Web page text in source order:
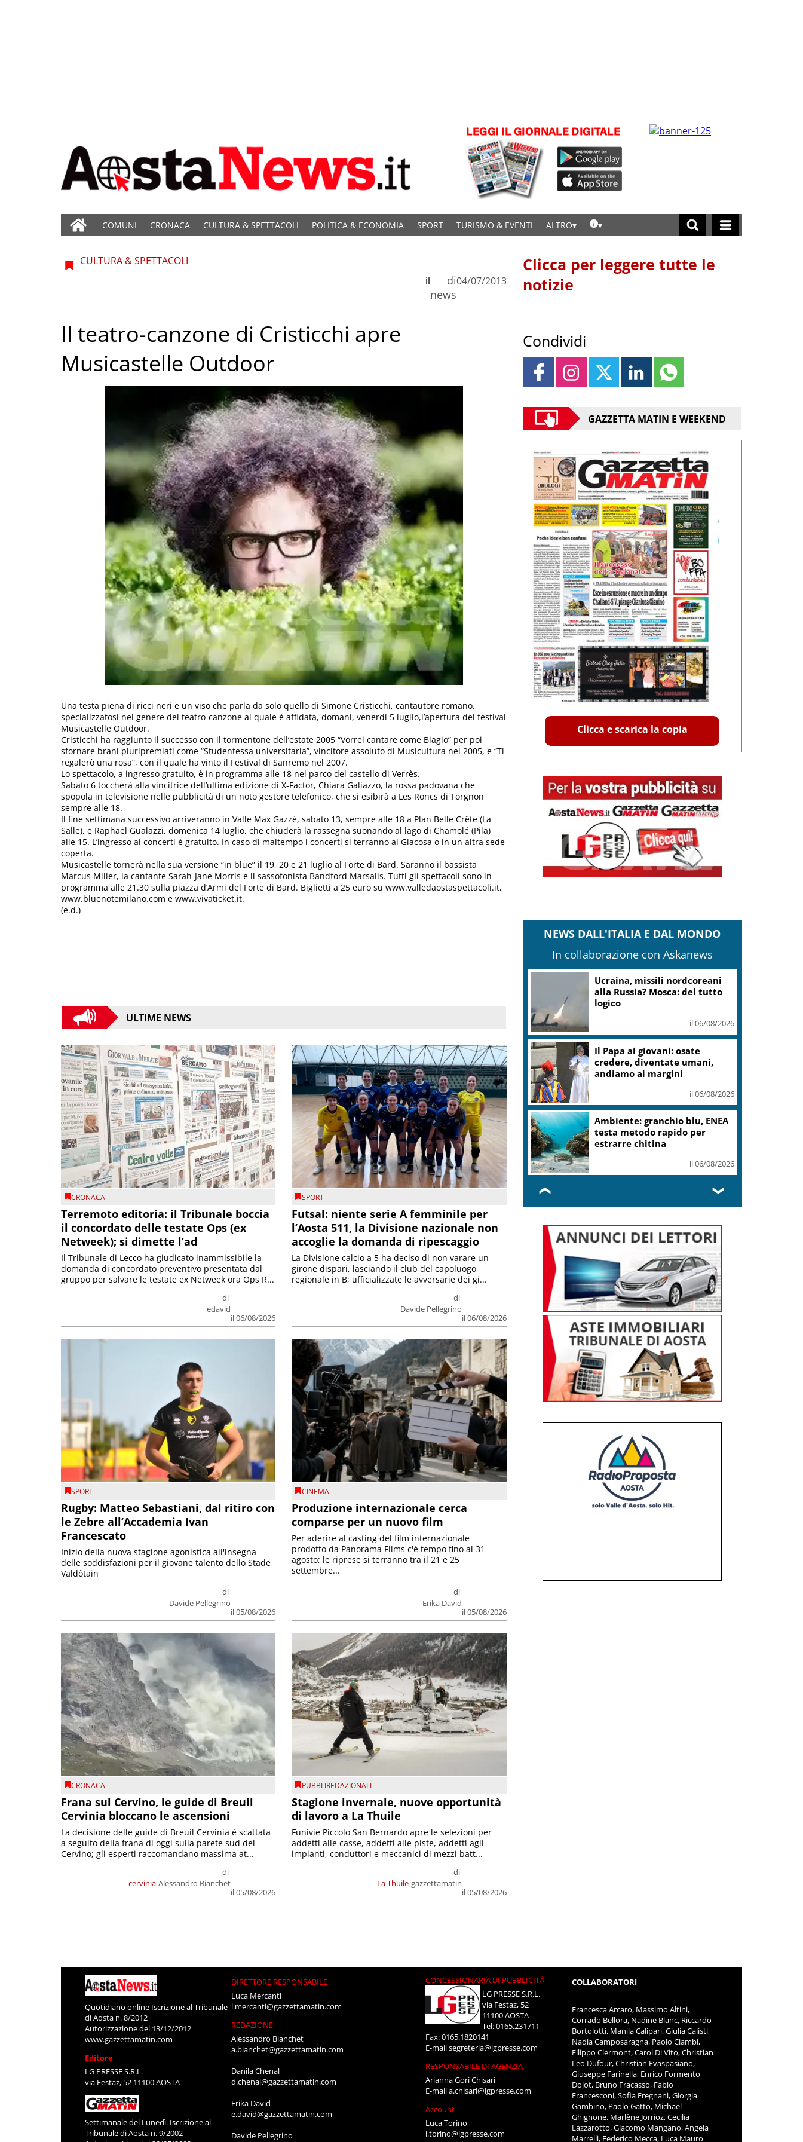
COMUNI CRONACA CULTURA & SPETTACOLI POLITICA & ECONOMIA SPORT TURISMO & EVENTI ALTRO
CULTURA & SPETTACOLI
di
news
il 04/07/2013
Il teatro-canzone di Cristicchi apre
Musicastelle Outdoor
Una testa piena di ricci neri e un viso che parla da solo quello di Simone Cristicchi, cantautore romano,
specializzatosi nel genere del teatro-canzone al quale è affidata, domani, venerdì 5 luglio,l’apertura del festival
Musicastelle Outdoor.
Cristicchi ha raggiunto il successo con il tormentone dell’estate 2005 “Vorrei cantare come Biagio” per poi
sfornare brani pluripremiati come “Studentessa universitaria”, vincitore assoluto di Musicultura nel 2005, e “Ti
regalerò una rosa”, con il quale ha vinto il Festival di Sanremo nel 2007.
Lo spettacolo, a ingresso gratuito, è in programma alle 18 nel parco del castello di Verrès.
Sabato 6 toccherà alla vincitrice dell’ultima edizione di X-Factor, Chiara Galiazzo, la rossa padovana che
spopola in televisione nelle pubblicità di un noto gestore telefonico, che si esibirà a Les Roncs di Torgnon
sempre alle 18.
Il fine settimana successivo arriveranno in Valle Max Gazzé, sabato 13, sempre alle 18 a Plan Belle Crête (La
Salle), e Raphael Gualazzi, domenica 14 luglio, che chiuderà la rassegna suonando al lago di Chamolé (Pila)
alle 15. L’ingresso ai concerti è gratuito. In caso di maltempo i concerti si terranno al Giacosa o in un altra sede
coperta.
Musicastelle tornerà nella sua versione “in blue” il 19, 20 e 21 luglio al Forte di Bard. Saranno il bassista
Marcus Miller, la cantante Sarah-Jane Morris e il sassofonista Bandford Marsalis. Tutti gli spettacoli sono in
programma alle 21.30 sulla piazza d’Armi del Forte di Bard. Biglietti a 25 euro su www.valledaostaspettacoli.it,
www.bluenotemilano.com e www.vivaticket.it.
(e.d.)
ULTIME NEWS
CRONACA
Terremoto editoria: il Tribunale boccia
il concordato delle testate Ops (ex
Netweek); si dimette l’ad
di
edavid
il 06/08/2026
Il Tribunale di Lecco ha giudicato inammissibile la
domanda di concordato preventivo presentata dal
gruppo per salvare le testate ex Netweek ora Ops R...
SPORT
Futsal: niente serie A femminile per
l’Aosta 511, la Divisione nazionale non
accoglie la domanda di ripescaggio
di
Davide Pellegrino
il 06/08/2026
La Divisione calcio a 5 ha deciso di non varare un
girone dispari, lasciando il club del capoluogo
regionale in B; ufficializzate le avversarie dei gi...
SPORT
Rugby: Matteo Sebastiani, dal ritiro con
le Zebre all’Accademia Ivan
Francescato
di
Davide Pellegrino
il 05/08/2026
Inizio della nuova stagione agonistica all'insegna
delle soddisfazioni per il giovane talento dello Stade
Valdôtain
CINEMA
Produzione internazionale cerca
comparse per un nuovo film
di
Erika David
il 05/08/2026
Per aderire al casting del film internazionale
prodotto da Panorama Films c'è tempo fino al 31
agosto; le riprese si terranno tra il 21 e 25
settembre...
CRONACA
Frana sul Cervino, le guide di Breuil
Cervinia bloccano le ascensioni
cervinia
di
Alessandro Bianchet
il 05/08/2026
La decisione delle guide di Breuil Cervinia è scattata
a seguito della frana di oggi sulla parete sud del
Cervino; gli esperti raccomandano massima at...
PUBBLIREDAZIONALI
Stagione invernale, nuove opportunità
di lavoro a La Thuile
La Thuile
di
gazzettamatin
il 05/08/2026
Funivie Piccolo San Bernardo apre le selezioni per
addetti alle casse, addetti alle piste, addetti agli
impianti, conduttori e meccanici di mezzi batt...
Clicca per leggere tutte le
notizie
Condividi
GAZZETTA MATIN E WEEKEND
Clicca e scarica la copia
NEWS DALL'ITALIA E DAL MONDO
In collaborazione con Askanews
Ucraina, missili nordcoreani
alla Russia? Mosca: del tutto
logico
il 06/08/2026
Il Papa ai giovani: osate
credere, diventate umani,
andiamo ai margini
il 06/08/2026
Ambiente: granchio blu, ENEA
testa metodo rapido per
estrarre chitina
il 06/08/2026
❮ ❯
Quotidiano online Iscrizione al Tribunale
di Aosta n. 8/2012
Autorizzazione del 13/12/2012
www.gazzettamatin.com
Editore
LG PRESSE S.R.L.
via Festaz, 52 11100 AOSTA
Settimanale del Lunedì. Iscrizione al
Tribunale di Aosta n. 9/2002
DIRETTORE RESPONSABILE
Luca Mercanti
l.mercanti@gazzettamatin.com
REDAZIONE
Alessandro Bianchet
a.bianchet@gazzettamatin.com
Danila Chenal
d.chenal@gazzettamatin.com
Erika David
e.david@gazzettamatin.com
Davide Pellegrino
CONCESSIONARIA DI PUBBLICITÀ
LG PRESSE S.R.L.
via Festaz, 52
11100 AOSTA
Tel: 0165.231711
Fax: 0165.1820141
E-mailsegreteria@lgpresse.com
RESPONSABILE DI AGENZIA
Arianna Gori Chisari
E-maila.chisari@lgpresse.com
Account
Luca Torino
l.torino@lgpresse.com
COLLABORATORI
Francesca Arcaro, Massimo Altini,
Corrado Bellora, Nadine Blanc, Riccardo
Bortolotti, Manila Calipari, Giulia Calisti,
Nadia Camposaragna, Paolo Ciambi,
Filippo Clermont, Carol Di Vito, Christian
Leo Dufour, Christian Evaspasiano,
Giuseppe Farinella, Enrico Formento
Dojot, Bruno Fracasso, Fabio
Francesconi, Sofia Fregnani, Giorgia
Gambino, Paolo Gatto, Michael
Ghignone, Marlène Jorrioz, Cecilia
Lazzarotto, Giacomo Mangano, Angela
Marrelli, Federico Mecca, Luca Mauro